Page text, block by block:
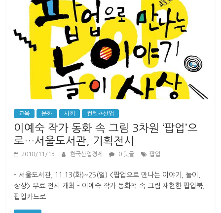
교육 문화 사회 컨텐츠산업
이예숙 작가 동화 속 그림 3차원 ‘팝업’으
로…서울도서관, 기획전시
2018/11/13 한국산업경제 0 댓글 팝업
– 서울도서관, 11.13(화)~25(일) <팝업으로 만나는 이야기, 놀이,
상상> 무료 전시 개최 – 이예숙 작가 동화책 속 그림 재현한 팝업북,
팝업카드로